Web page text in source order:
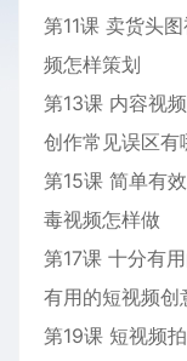
第11课 卖货头
频怎样策划
第13课 内容视
创作常见误区有
第15课 简单有
毒视频怎样做
第17课 十分有
有用的短视频创
第19课 短视频